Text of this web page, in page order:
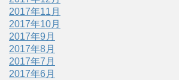
2017年11月
2017年10月
2017年9月
2017年8月
2017年7月
2017年6月